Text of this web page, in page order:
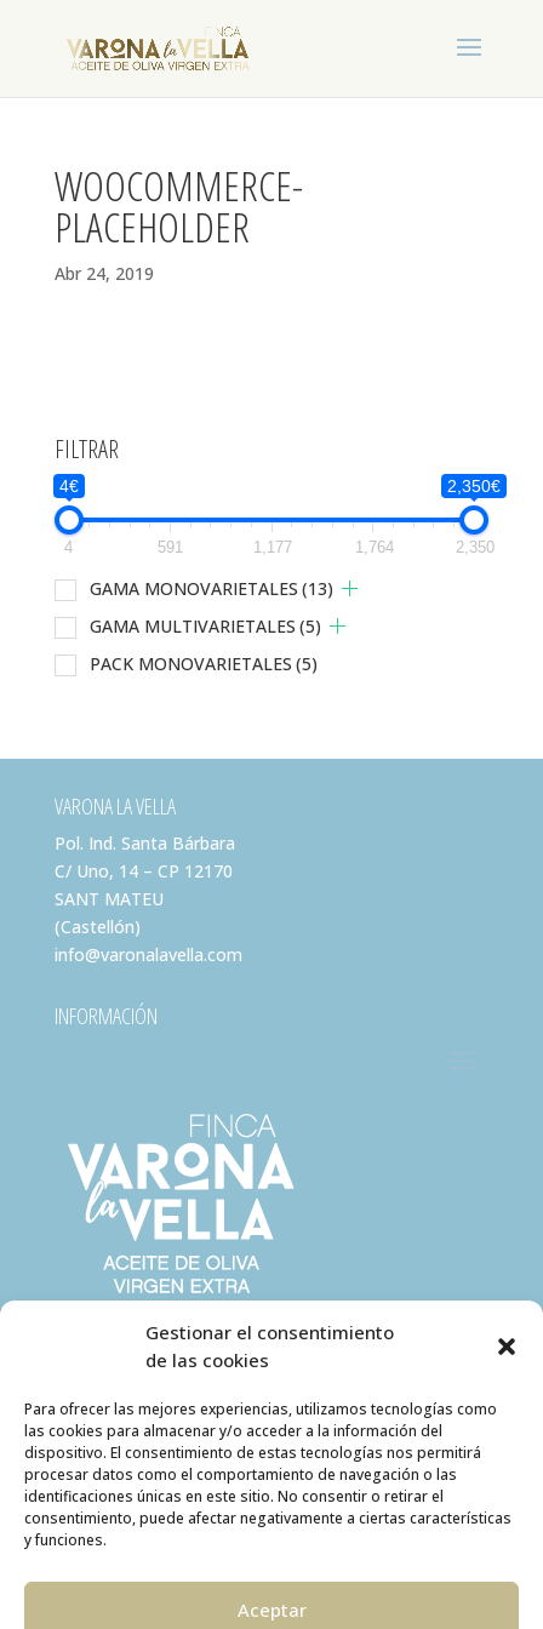
Gestionar el consentimiento
de las cookies
Para ofrecer las mejores experiencias, utilizamos tecnologías como
las cookies para almacenar y/o acceder a la información del
dispositivo. El consentimiento de estas tecnologías nos permitirá
procesar datos como el comportamiento de navegación o las
identificaciones únicas en este sitio. No consentir o retirar el
consentimiento, puede afectar negativamente a ciertas características
y funciones.
Aceptar
WOOCOMMERCE-
PLACEHOLDER
Abr 24, 2019
FILTRAR
4€ 2,350€
4 591 1,177 1,764 2,350
GAMA MONOVARIETALES (13)
GAMA MULTIVARIETALES (5)
PACK MONOVARIETALES (5)
VARONA LA VELLA
Pol. Ind. Santa Bárbara
C/ Uno, 14 – CP 12170
SANT MATEU
(Castellón)
info@varonalavella.com
INFORMACIÓN